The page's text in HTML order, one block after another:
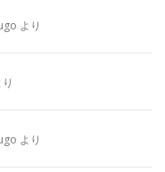
より
より